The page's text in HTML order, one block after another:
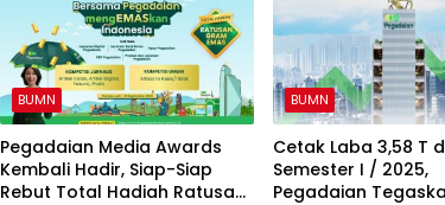
BUMN
Pegadaian Media Awards
Kembali Hadir, Siap-Siap
Rebut Total Hadiah Ratusan
BUMN
Cetak Laba 3,58 T
Semester I / 2025,
Pegadaian